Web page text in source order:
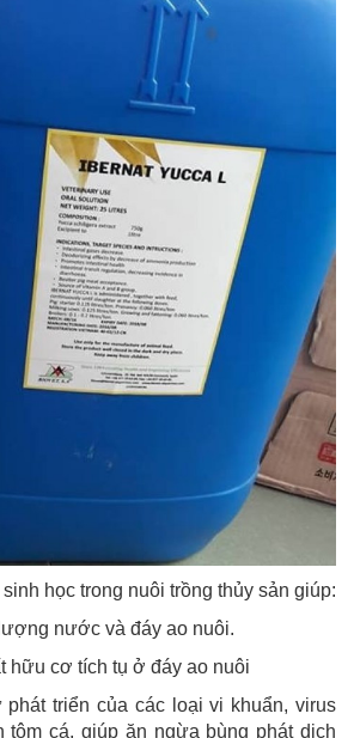
học trong nuôi trồng thủy sản giúp:
nước và đáy ao nuôi.
hữu cơ tích tụ ở đáy ao nuôi
phát triển của các loại vi khuẩn, virus
tôm cá, giúp ăn ngừa bùng phát dịch